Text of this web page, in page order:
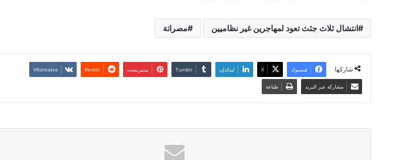
انتشال ثلاث جثث تعود لمهاجرين غير نظاميين مصراتة
شاركها فيسبوك ‫X لينكدإن بينتيريست
مشاركة عبر البريد طباعة